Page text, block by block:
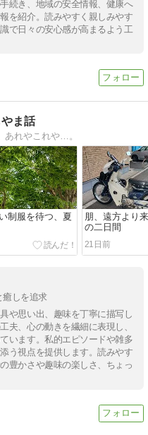
続き、地域の安全情報、健康へ
を紹介。読みやすく親しみやす
で日々の安心感が高まるよう工
ま話
あれやこれや…。
制服を待つ、夏
朋、遠方より
の二日間
21日前
癒しを追求
や思い出、趣味を丁寧に描写し
夫、心の動きを繊細に表現し、
います。私的エピソードや雑多
う視点を提供します。読みやす
豊かさや趣味の楽しさ、ちょっ